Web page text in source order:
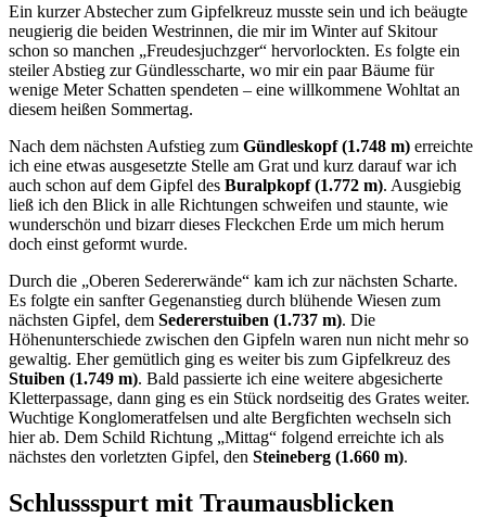
Ein kurzer Abstecher zum Gipfelkreuz musste sein und ich beäugte
neugierig die beiden Westrinnen, die mir im Winter auf Skitour
schon so manchen „Freudesjuchzger“ hervorlockten. Es folgte ein
steiler Abstieg zur Gündlesscharte, wo mir ein paar Bäume für
wenige Meter Schatten spendeten – eine willkommene Wohltat an
diesem heißen Sommertag.
Nach dem nächsten Aufstieg zum Gündleskopf (1.748 m) erreichte
ich eine etwas ausgesetzte Stelle am Grat und kurz darauf war ich
auch schon auf dem Gipfel des Buralpkopf (1.772 m). Ausgiebig
ließ ich den Blick in alle Richtungen schweifen und staunte, wie
wunderschön und bizarr dieses Fleckchen Erde um mich herum
doch einst geformt wurde.
Durch die „Oberen Sedererwände“ kam ich zur nächsten Scharte.
Es folgte ein sanfter Gegenanstieg durch blühende Wiesen zum
nächsten Gipfel, dem Sedererstuiben (1.737 m). Die
Höhenunterschiede zwischen den Gipfeln waren nun nicht mehr so
gewaltig. Eher gemütlich ging es weiter bis zum Gipfelkreuz des
Stuiben (1.749 m). Bald passierte ich eine weitere abgesicherte
Kletterpassage, dann ging es ein Stück nordseitig des Grates weiter.
Wuchtige Konglomeratfelsen und alte Bergfichten wechseln sich
hier ab. Dem Schild Richtung „Mittag“ folgend erreichte ich als
nächstes den vorletzten Gipfel, den Steineberg (1.660 m).
Schlussspurt mit Traumausblicken